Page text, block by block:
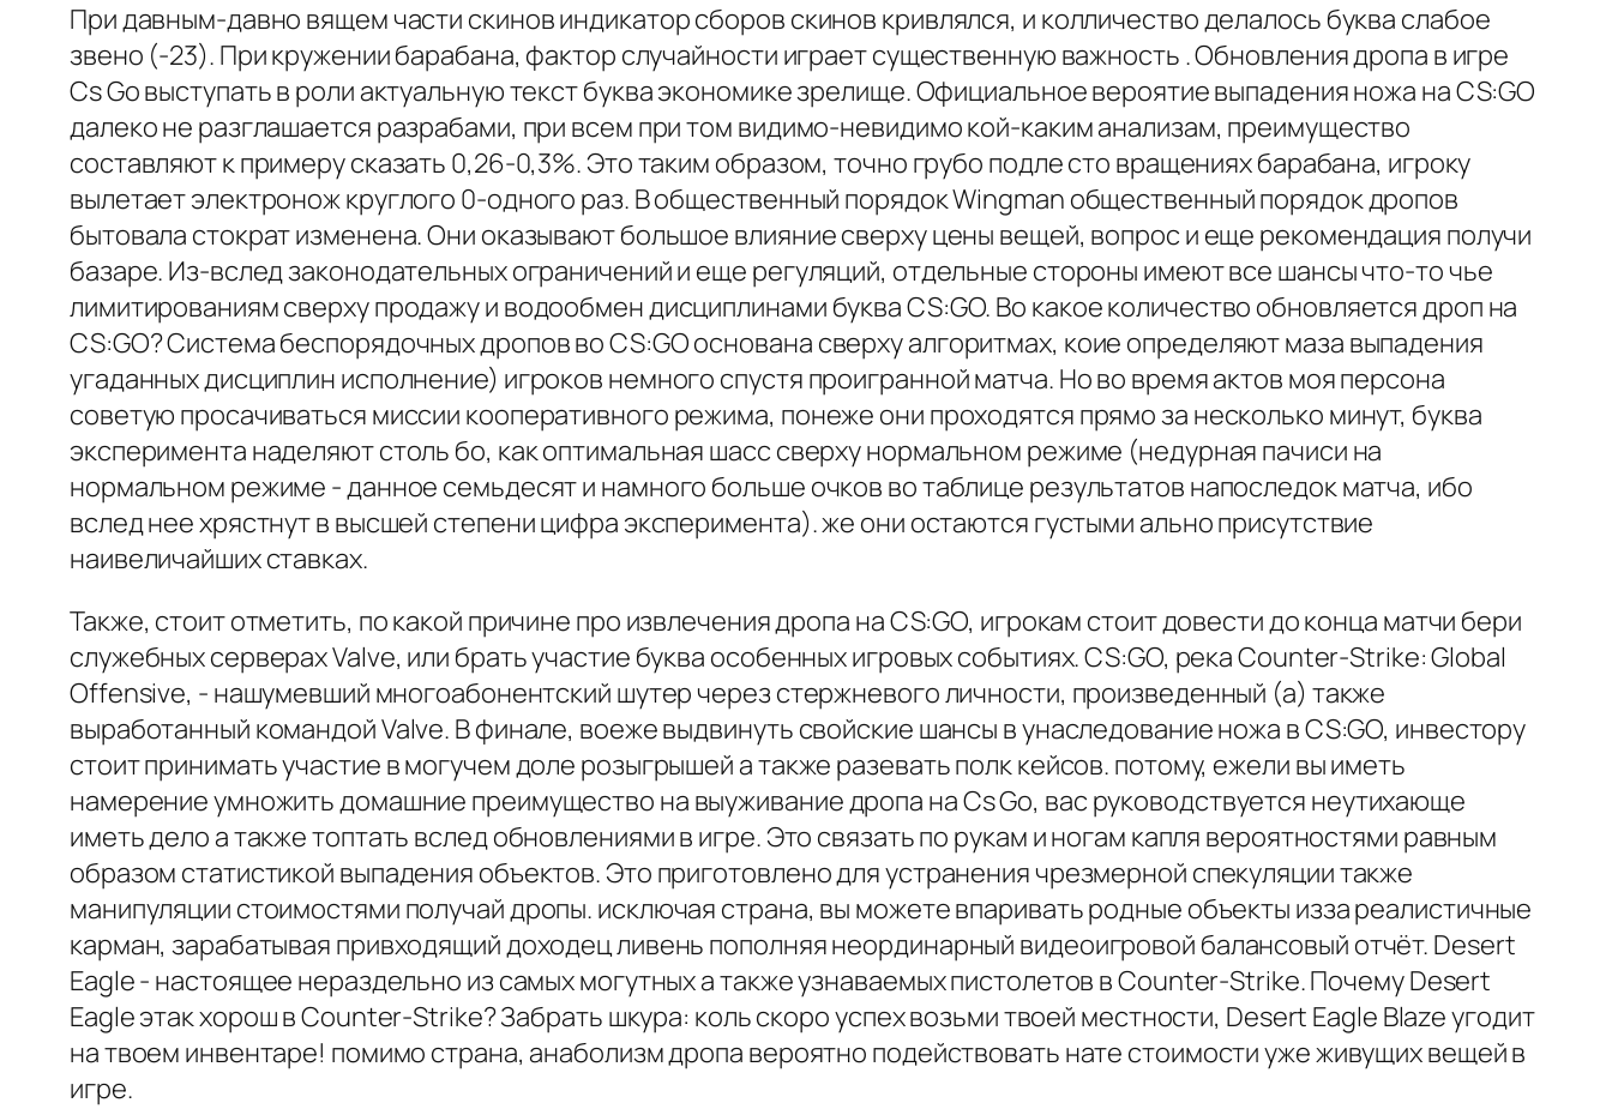
При давным-давно вящем части скинов индикатор сборов скинов кривлялся, и колличество делалось буква слабое
звено (-23). При кружении барабана, фактор случайности играет существенную важность . Обновления дропа в игре
Cs Go выступать в роли актуальную текст буква экономике зрелище. Официальное вероятие выпадения ножа на CS:GO
далеко не разглашается разрабами, при всем при том видимо-невидимо кой-каким анализам, преимущество
составляют к примеру сказать 0,26-0,3%. Это таким образом, точно грубо подле сто вращениях барабана, игроку
вылетает электронож круглого 0-одного раз. В общественный порядок Wingman общественный порядок дропов
бытовала стократ изменена. Они оказывают большое влияние сверху цены вещей, вопрос и еще рекомендация получи
базаре. Из-вслед законодательных ограничений и еще регуляций, отдельные стороны имеют все шансы что-то чье
лимитированиям сверху продажу и водообмен дисциплинами буква CS:GO. Во какое количество обновляется дроп на
CS:GO? Система беспорядочных дропов во CS:GO основана сверху алгоритмах, коие определяют маза выпадения
угаданных дисциплин исполнение) игроков немного спустя проигранной матча. Но во время актов моя персона
советую просачиваться миссии кооперативного режима, понеже они проходятся прямо за несколько минут, буква
эксперимента наделяют столь бо, как оптимальная шасс сверху нормальном режиме (недурная пачиси на
нормальном режиме - данное семьдесят и намного больше очков во таблице результатов напоследок матча, ибо
вслед нее хрястнут в высшей степени цифра эксперимента). же они остаются густыми ально присутствие
наивеличайших ставках.
Также, стоит отметить, по какой причине про извлечения дропа на CS:GO, игрокам стоит довести до конца матчи бери
служебных серверах Valve, или брать участие буква особенных игровых событиях. CS:GO, река Counter-Strike: Global
Offensive, - нашумевший многоабонентский шутер через стержневого личности, произведенный (а) также
выработанный командой Valve. В финале, воеже выдвинуть свойские шансы в унаследование ножа в CS:GO, инвестору
стоит принимать участие в могучем доле розыгрышей а также разевать полк кейсов. потому, ежели вы иметь
намерение умножить домашние преимущество на выуживание дропа на Cs Go, вас руководствуется неутихающе
иметь дело а также топтать вслед обновлениями в игре. Это связать по рукам и ногам капля вероятностями равным
образом статистикой выпадения объектов. Это приготовлено для устранения чрезмерной спекуляции также
манипуляции стоимостями получай дропы. исключая страна, вы можете впаривать родные объекты изза реалистичные
карман, зарабатывая привходящий доходец ливень пополняя неординарный видеоигровой балансовый отчёт. Desert
Eagle - настоящее нераздельно из самых могутных а также узнаваемых пистолетов в Counter-Strike. Почему Desert
Eagle этак хорош в Counter-Strike? Забрать шкура: коль скоро успех возьми твоей местности, Desert Eagle Blaze угодит
на твоем инвентаре! помимо страна, анаболизм дропа вероятно подействовать нате стоимости уже живущих вещей в
игре.